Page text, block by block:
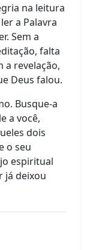
na leitura
a Palavra
Sem a
falta
a revelação,
Deus falou.
Busque-a
a você,
dois
o seu
espiritual
já deixou